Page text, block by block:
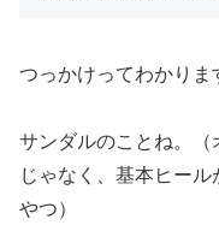
つっかけってわかりま
サンダルのことね。
じゃなく、基本ヒー
やつ）